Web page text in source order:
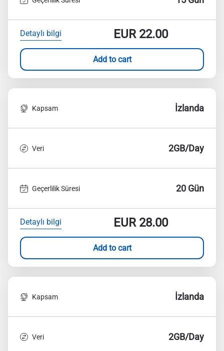
Detaylı bilgi EUR22.00
Add to cart
Kapsam İzlanda
Veri 2GB/Day
Geçerlilik Süresi 20 Gün
Detaylı bilgi EUR28.00
Add to cart
Kapsam İzlanda
Veri 2GB/Day